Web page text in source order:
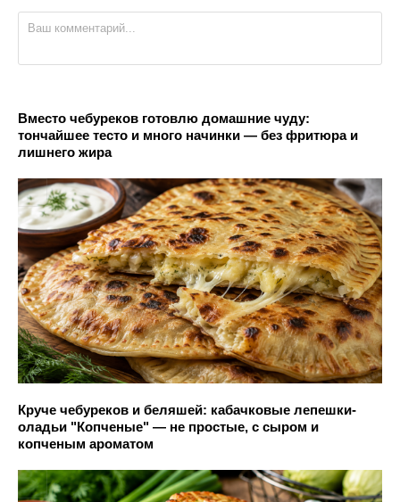
Вместо чебуреков готовлю домашние чуду:
тончайшее тесто и много начинки — без фритюра и
лишнего жира
Круче чебуреков и беляшей: кабачковые лепешки-
оладьи "Копченые" — не простые, с сыром и
копченым ароматом